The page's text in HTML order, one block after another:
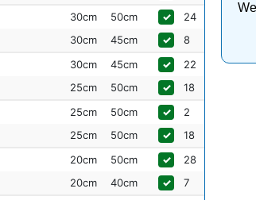
30cm 50cm ✓
24
30cm 45cm ✓
8
30cm 45cm ✓
22
25cm 50cm ✓
18
25cm 50cm ✓
2
25cm 50cm ✓
18
20cm 50cm ✓
28
20cm 40cm ✓
7